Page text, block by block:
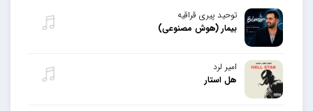
توحید پیری قراقیه
بیمار (هوش مصنوعی)
امیر لرد
هل استار